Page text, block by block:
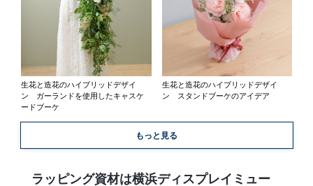
生花と造花のハイブリッドデザイ
ン ガーランドを使用したキャスケ
ードブーケ
生花と造花のハイブリッドデザイ
ン スタンドブーケのアイデア
もっと見る
ラッピング資材は横浜ディスプレイミュー